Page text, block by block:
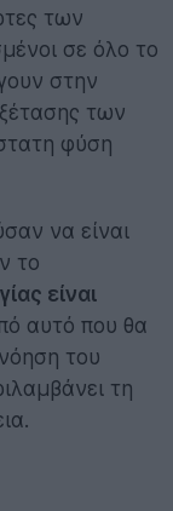
των
σε όλο το
στην
των
φύση
να είναι
το
είναι
αυτό που θα
του
τη